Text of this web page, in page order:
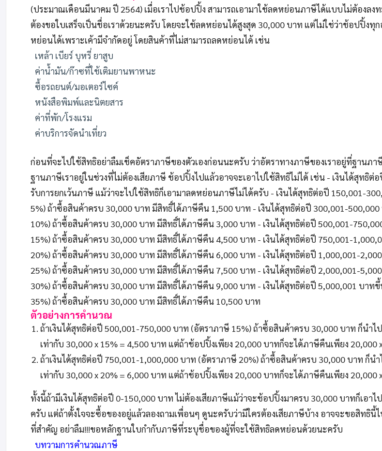
(ประมาณเดือนมีนาคม ปี 2564) เมื่อเราไปช้อปปิ้ง สามารถเอามาใช้ลดหย่อนภาษีได้แบบไม่ต้องลงท
ต้องขอใบเสร็จเป็นชื่อเราด้วยนะครับ โดยจะใช้ลดหย่อนได้สูงสุด 30,000 บาท แต่ไม่ใช่ว่าช้อปปิ้งทุก
หย่อนได้เพราะเค้ามีจำกัดอยู่ โดยสินค้าที่ไม่สามารถลดหย่อนได้ เช่น
เหล้า เบียร์ บุหรี่ ยาสูบ
ค่าน้ำมัน/ก๊าซที่ใช้เติมยานพาหนะ
ซื้อรถยนต์/มอเตอร์ไซค์
หนังสือพิมพ์และนิตยสาร
ค่าที่พัก/โรงแรม
ค่าบริการจัดนำเที่ยว
ก่อนที่จะไปใช้สิทธิอย่าลืมเช็คอัตราภาษีของตัวเองก่อนนะครับ ว่าอัตราทางภาษีของเราอยู่ที่ฐานภา
ฐานภาษีเราอยู่ในช่วงที่ไม่ต้องเสียภาษี ช้อปปิ้งไปแล้วอาจจะเอาไปใช้สิทธิไม่ได้ เช่น - เงินได้สุทธิต่
รับการยกเว้นภาษี แม้ว่าจะไปใช้สิทธิก็เอามาลดหย่อนภาษีไม่ได้ครับ - เงินได้สุทธิต่อปี 150,001-
5%) ถ้าซื้อสินค้าครบ 30,000 บาท มีสิทธิ์ได้ภาษีคืน 1,500 บาท - เงินได้สุทธิต่อปี 300,001-
10%) ถ้าซื้อสินค้าครบ 30,000 บาท มีสิทธิ์ได้ภาษีคืน 3,000 บาท - เงินได้สุทธิต่อปี 500,001-
15%) ถ้าซื้อสินค้าครบ 30,000 บาท มีสิทธิ์ได้ภาษีคืน 4,500 บาท - เงินได้สุทธิต่อปี 750,001-
20%) ถ้าซื้อสินค้าครบ 30,000 บาท มีสิทธิ์ได้ภาษีคืน 6,000 บาท - เงินได้สุทธิต่อปี 1,000,001-
25%) ถ้าซื้อสินค้าครบ 30,000 บาท มีสิทธิ์ได้ภาษีคืน 7,500 บาท - เงินได้สุทธิต่อปี 2,000,001-
30%) ถ้าซื้อสินค้าครบ 30,000 บาท มีสิทธิ์ได้ภาษีคืน 9,000 บาท - เงินได้สุทธิต่อปี 5,000,001 บาท
35%) ถ้าซื้อสินค้าครบ 30,000 บาท มีสิทธิ์ได้ภาษีคืน 10,500 บาท
ตัวอย่างการคำนวณ
ถ้าเงินได้สุทธิต่อปี 500,001-750,000 บาท (อัตราภาษี 15%) ถ้าซื้อสินค้าครบ 30,000 บาท ก็นำ
เท่ากับ 30,000 x 15% = 4,500 บาท แต่ถ้าช้อปปิ้งเพียง 20,000 บาทก็จะได้ภาษีคืนเพียง 20,000
ถ้าเงินได้สุทธิต่อปี 750,001-1,000,000 บาท (อัตราภาษี 20%) ถ้าซื้อสินค้าครบ 30,000 บาท ก็น
เท่ากับ 30,000 x 20% = 6,000 บาท แต่ถ้าช้อปปิ้งเพียง 20,000 บาทก็จะได้ภาษีคืนเพียง 20,000
ทั้งนี้ถ้ามีเงินได้สุทธิต่อปี 0-150,000 บาท ไม่ต้องเสียภาษีแม้ว่าจะช้อปปิ้งมาครบ 30,000 บาทก็เอา
ครับ แต่ถ้าตั้งใจจะซื้อของอยู่แล้วลองถามเพื่อนๆ ดูนะครับว่ามีใครต้องเสียภาษีบ้าง อาจจะขอสิทธินี้
ที่สำคัญ อย่าลืม!!!ขอหลักฐานใบกำกับภาษีที่ระบุชื่อของผู้ที่จะใช้สิทธิลดหย่อนด้วยนะครับ
บทวามการคำนวณภาษี